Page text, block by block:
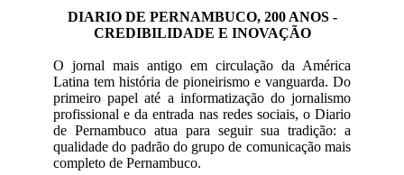
DIARIO DE PERNAMBUCO, 200 ANOS -
CREDIBILIDADE E INOVAÇÃO
O jornal mais antigo em circulação da América
Latina tem história de pioneirismo e vanguarda. Do
primeiro papel até a informatização do jornalismo
profissional e da entrada nas redes sociais, o Diario
de Pernambuco atua para seguir sua tradição: a
qualidade do padrão do grupo de comunicação mais
completo de Pernambuco.